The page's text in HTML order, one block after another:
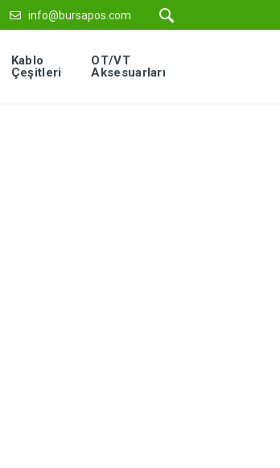
info@bursapos.com
Kablo
Çeşitleri
OT/VT
Aksesuarları